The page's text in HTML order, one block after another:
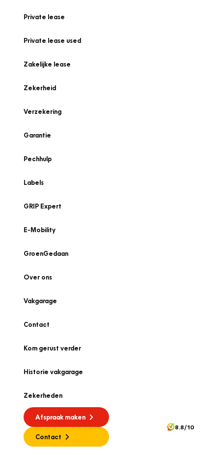
Private lease
Private lease used
Zakelijke lease
Zekerheid
Verzekering
Garantie
Pechhulp
Labels
GRIP Expert
E-Mobility
GroenGedaan
Over ons
Vakgarage
Contact
Kom gerust verder
Historie vakgarage
Zekerheden
Afspraak maken
Contact
8.8/10